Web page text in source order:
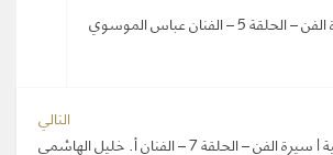
الفنان عباس الموسوي
التالي
– الحلقة 7 – الفنان أ. خليل الهاشمي